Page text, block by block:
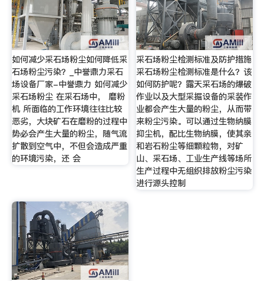
如何减少采石场粉尘如何降低采
石场粉尘污染？_中誉鼎力采石
场设备厂家-中誉鼎力 如何减少
采石场粉尘 在采石场中， 磨粉
机 所面临的工作环境往往比较
恶劣，大块矿石在磨粉的过程中
势必会产生大量的粉尘，随气流
扩散到空气中，不但会造成严重
的环境污染，还 会
采石场粉尘检测标准及防护措施
采石场粉尘检测标准是什么？该
如何防护呢？露天采石场的爆破
作业以及大型采掘设备的采装作
业都会产生大量的粉尘，从而带
来粉尘污染。可以通过生物纳膜
抑尘机，配比生物纳膜，使其亲
和岩石粉尘等细颗粒物，对矿
山、采石场、工业生产线等场所
生产过程中无组织排放粉尘污染
进行源头控制